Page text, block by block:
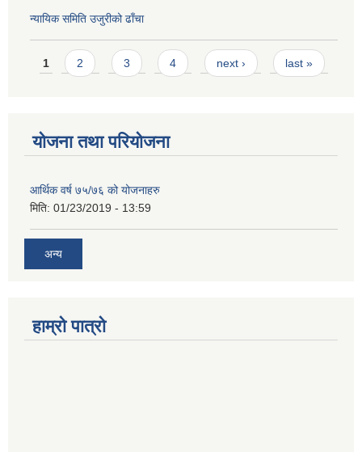
न्यायिक समिति उजुरीको ढाँचा
Pages
1 2 3 4 next › last »
योजना तथा परियोजना
आर्थिक वर्ष ७५/७६ को योजनाहरु
मिति: 01/23/2019 - 13:59
अन्य
हाम्रो पात्रो